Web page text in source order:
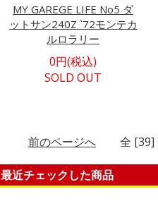
MY GAREGE LIFE No5 ダ
ットサン240Z `72モンテカ
ルロラリー
0円(税込)
SOLD OUT
前のページへ 全 [39]
最近チェックした商品